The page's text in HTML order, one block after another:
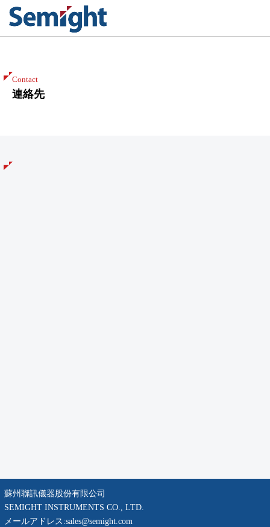
連絡先
Contact
連絡先
蘇州聯訊儀器股份有限公司
SEMIGHT INSTRUMENTS CO., LTD.
メールアドレス:sales@semight.com